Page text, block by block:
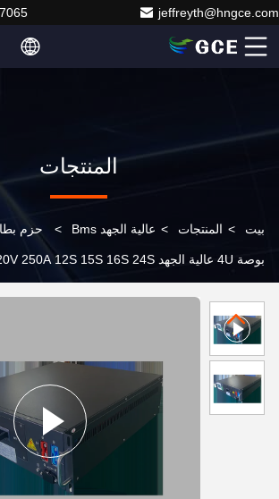
jeffreyth@hngce.com
المنتجات
بيت > المنتجات > عالية الجهد Bms >
بوصة 4U عالية الجهد 720V 250A 12S 15S 16S 24S